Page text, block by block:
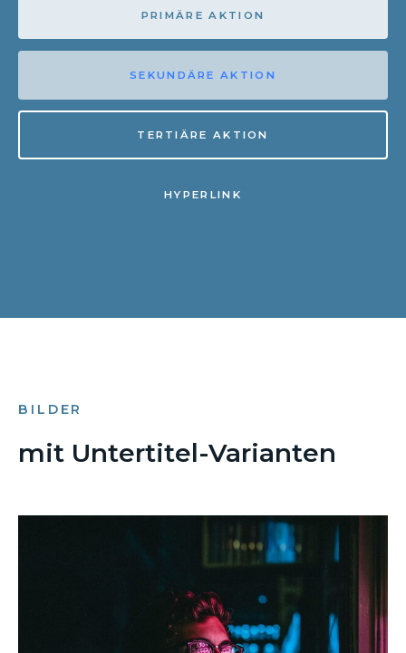
PRIMÄRE AKTION
SEKUNDÄRE AKTION
TERTIÄRE AKTION
HYPERLINK
BILDER
mit Untertitel-Varianten